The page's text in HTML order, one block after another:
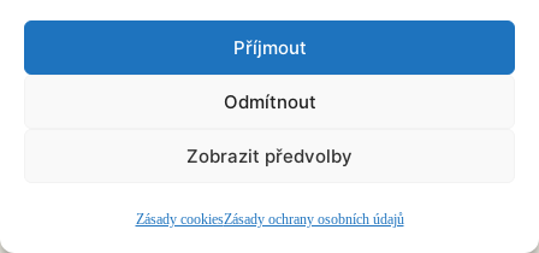
Příjmout
Odmítnout
Zobrazit předvolby
Zásady cookiesZásady ochrany osobních údajů
©2026 HISvoice – design a admin